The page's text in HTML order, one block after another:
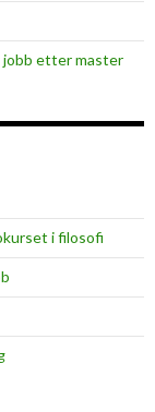
jobb etter master
i filosofi